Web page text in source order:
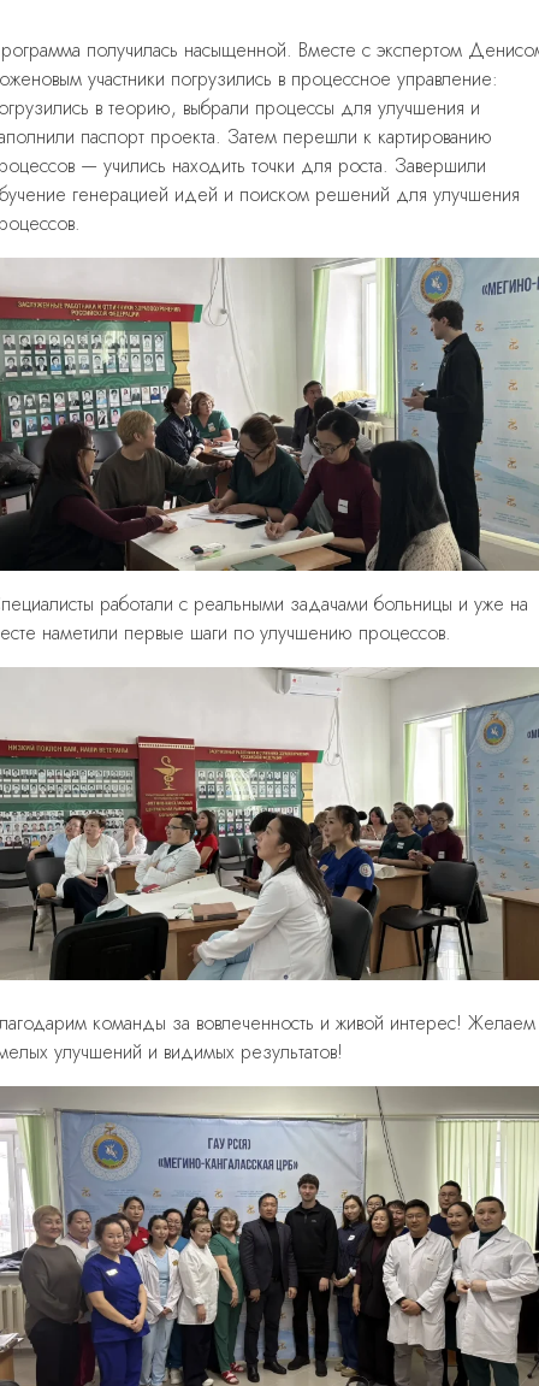
получилась насыщенной. Вместе с экспертом
участники погрузились в процессное управление:
в теорию, выбрали процессы для улучшения и
паспорт проекта. Затем перешли к картированию
— учились находить точки для роста. Завершили
генерацией идей и поиском решений для улучшения
работали с реальными задачами больницы и уже на
наметили первые шаги по улучшению процессов.
команды за вовлеченность и живой интерес! Желаем
улучшений и видимых результатов!